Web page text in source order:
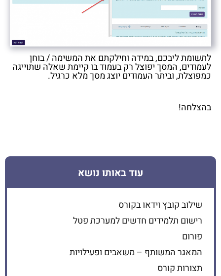
לתשומת ליבכם, במידה וחילקתם את המשימה / בוחן
לעמודים, המסך יפוצל רק בעמוד בו קיימת שאלה שתוייגה
כמפוצלת, וביתר העמודים יוצג מסך מלא כרגיל.
בהצלחה!
עוד באותו נושא
שילוב קובץ וידאו בקורס
רישום תלמידים חדשים למערכת פטל
פורום
המאגר המשותף – משאבים ופעילויות
תצורות קורס